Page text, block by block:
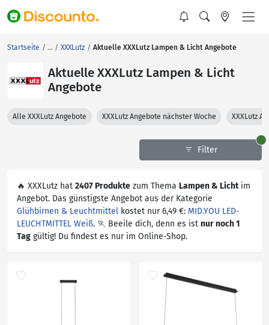
Startseite XXXLutz Aktuelle XXXLutz Lampen & Licht Angebote
Aktuelle XXXLutz Lampen & Licht
Angebote
Alle XXXLutz Angebote XXXLutz Angebote nächster Woche XXXLutz
Filter
🔥 XXXLutz hat 2407 Produkte zum Thema Lampen & Lichtim
Angebot. Das günstigste Angebot aus der Kategorie
Glühbirnen & Leuchtmittel kostet nur 6,49 €: MID.YOU LED-
LEUCHTMITTEL Weiß. 🏃 Beeile dich, denn es ist nur noch 1
Tag gültig! Du findest es nur im Online-Shop.